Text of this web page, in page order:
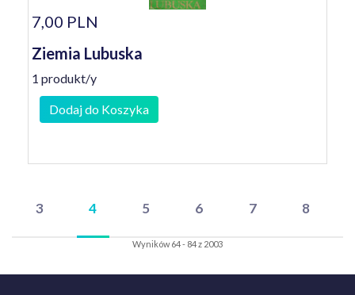
7,00 PLN
Ziemia Lubuska
1 produkt/y
Dodaj do Koszyka
3 4 5 6 7 8
Wyników 64 - 84 z 2003